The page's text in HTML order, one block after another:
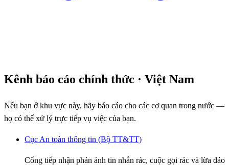
Kênh báo cáo chính thức · Việt Nam
Nếu bạn ở khu vực này, hãy báo cáo cho các cơ quan trong nước —
họ có thể xử lý trực tiếp vụ việc của bạn.
Cục An toàn thông tin (Bộ TT&TT)
Cổng tiếp nhận phản ánh tin nhắn rác, cuộc gọi rác và lừa đảo